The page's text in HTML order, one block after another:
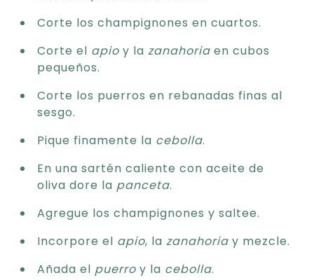
Corte los champignones en cuartos.
Corte el apio y la zanahoria en cubos
pequeños.
Corte los puerros en rebanadas finas al
sesgo.
Pique finamente la cebolla.
En una sartén caliente con aceite de
oliva dore la panceta.
Agregue los champignones y saltee.
Incorpore el apio, la zanahoria y mezcle.
Añada el puerro y la cebolla.